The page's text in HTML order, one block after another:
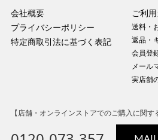
会社概要
プライバシーポリシー
特定商取引法に基づく表記
ご利
送料・
返品・
会員登
メール
実店舗
【店舗・オンラインストアでのご購入に関す